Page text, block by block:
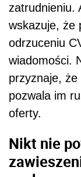
zatrudnieniu.
wskazuje, że
odrzuceniu
wiadomości.
przyznaje,
pozwala im
oferty.
Nikt nie